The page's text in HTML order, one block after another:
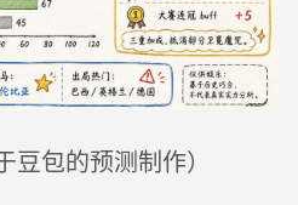
豆包的预测制作）